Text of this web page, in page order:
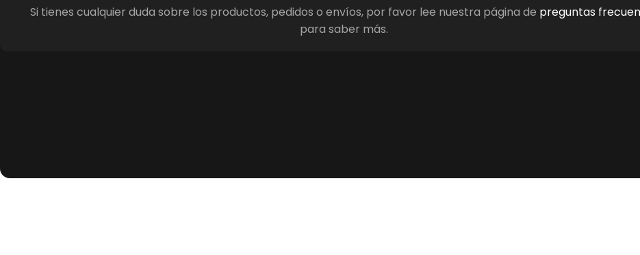
Si tienes cualquier duda sobre los productos, pedidos o envíos, por favor lee nuestra página de preguntas
para saber más.